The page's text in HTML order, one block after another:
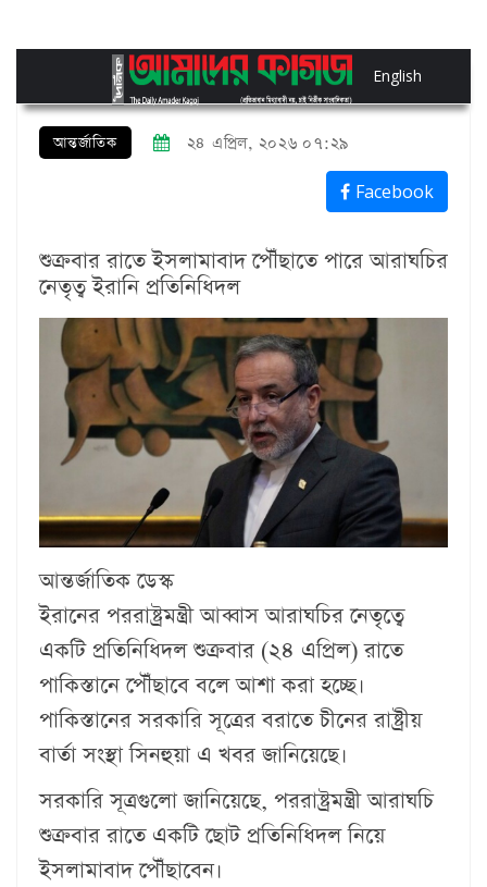
English
আন্তর্জাতিক ২৪ এপ্রিল, ২০২৬ ০৭:২৯
Facebook
শুক্রবার রাতে ইসলামাবাদ পৌঁছাতে পারে আরাঘচির
নেতৃত্ব ইরানি প্রতিনিধিদল
আন্তর্জাতিক ডেস্ক
ইরানের পররাষ্ট্রমন্ত্রী আব্বাস আরাঘচির নেতৃত্বে
একটি প্রতিনিধিদল শুক্রবার (২৪ এপ্রিল) রাতে
পাকিস্তানে পৌঁছাবে বলে আশা করা হচ্ছে।
পাকিস্তানের সরকারি সূত্রের বরাতে চীনের রাষ্ট্রীয়
বার্তা সংস্থা সিনহুয়া এ খবর জানিয়েছে।
সরকারি সূত্রগুলো জানিয়েছে, পররাষ্ট্রমন্ত্রী আরাঘচি
শুক্রবার রাতে একটি ছোট প্রতিনিধিদল নিয়ে
ইসলামাবাদ পৌঁছাবেন।